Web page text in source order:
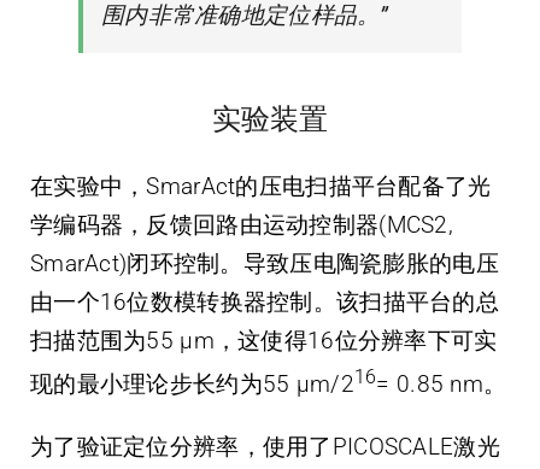
围内非常准确地定位样品。 ”
实验装置
在实验中，SmarAct的压电扫描平台配备了光
学编码器，反馈回路由运动控制器(MCS2,
SmarAct)闭环控制。导致压电陶瓷膨胀的电压
由一个16位数模转换器控制。该扫描平台的总
扫描范围为55 μm，这使得16位分辨率下可实
现的最小理论步长约为55 μm/216= 0.85 nm。
为了验证定位分辨率，使用了PICOSCALE激光